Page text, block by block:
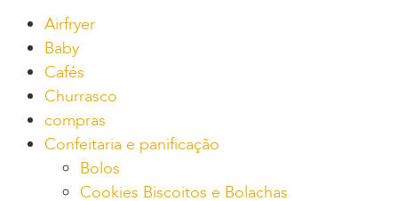
Airfryer
Baby
Cafés
Churrasco
compras
Confeitaria e panificação
Bolos
Cookies Biscoitos e Bolachas